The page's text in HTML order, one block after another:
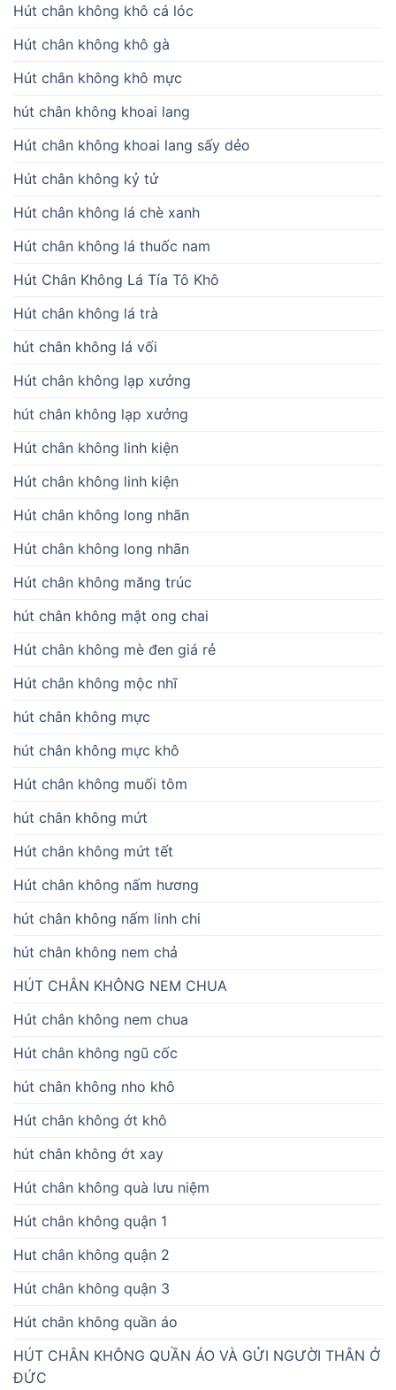
Hút chân không khô cá lóc
Hút chân không khô gà
Hút chân không khô mực
hút chân không khoai lang
Hút chân không khoai lang sấy dẻo
Hút chân không kỷ tử
Hút chân không lá chè xanh
Hút chân không lá thuốc nam
Hút Chân Không Lá Tía Tô Khô
Hút chân không lá trà
hút chân không lá vối
Hút chân không lạp xưởng
hút chân không lạp xưởng
Hút chân không linh kiện
Hút chân không linh kiện
Hút chân không long nhãn
Hút chân không long nhãn
Hút chân không măng trúc
hút chân không mật ong chai
Hút chân không mè đen giá rẻ
Hút chân không mộc nhĩ
hút chân không mực
hút chân không mực khô
Hút chân không muối tôm
hút chân không mứt
Hút chân không mứt tết
Hút chân không nấm hương
hút chân không nấm linh chi
hút chân không nem chả
HÚT CHÂN KHÔNG NEM CHUA
Hút chân không nem chua
Hút chân không ngũ cốc
hút chân không nho khô
Hút chân không ớt khô
hút chân không ớt xay
Hút chân không quà lưu niệm
Hút chân không quận 1
Hut chân không quận 2
Hút chân không quận 3
Hút chân không quần áo
HÚT CHÂN KHÔNG QUẦN ÁO VÀ GỬI NGƯỜI THÂN Ở
ĐỨC